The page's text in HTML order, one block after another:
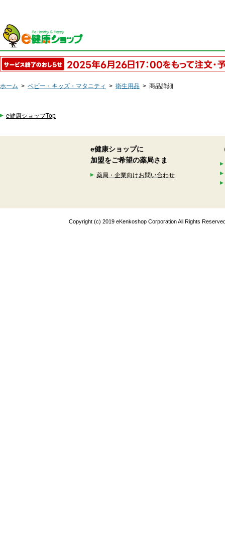
ホーム > ベビー・キッズ・マタニティ > 衛生用品 > 商品詳細
e健康ショップTop
e健康ショップに
加盟をご希望の薬局さま
薬局・企業向けお問い合わせ
Copyright (c) 2019 eKenkoshop Corporation All Rights